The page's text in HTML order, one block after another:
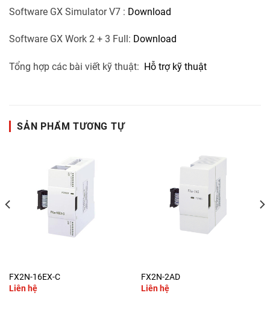
Software GX Simulator V7 : Download
Software GX Work 2 + 3 Full: Download
Tổng hợp các bài viết kỹ thuật: Hỗ trợ kỹ thuật
SẢN PHẨM TƯƠNG TỰ
FX2N-16EX-C
Liên hệ
FX2N-2AD
Liên hệ